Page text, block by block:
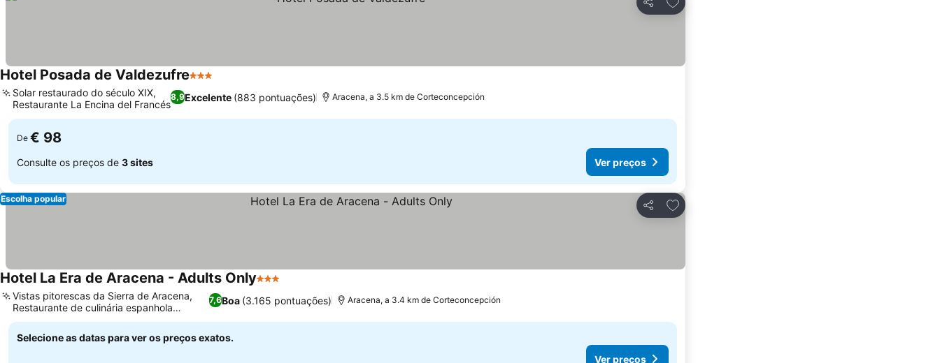
Partilhar
Hotel Posada de Valdezufre3 Estrelas
8,9Excelente (883 pontuações)
Solar restaurado do século XIX,
Restaurante La Encina del Francés
Aracena, a 3.5 km de Corteconcepción
De € 98
Consulte os preços de 3 sites Ver preços
Partilhar
Adicionar aos favoritos
Escolha popular
Hotel La Era de Aracena - Adults Only3 Estrelas
7,6Boa (3.165 pontuações)
Vistas pitorescas da Sierra de Aracena,
Restaurante de culinária espanhola
tradicional
Aracena, a 3.4 km de Corteconcepción
Selecione as datas para ver os preços exatos.
Ver preços